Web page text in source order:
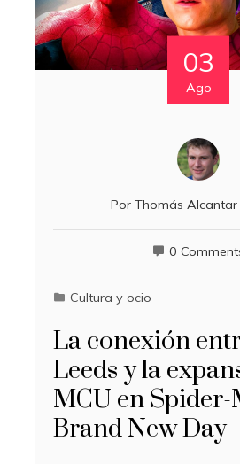
03
Ago
Por Thomás Alcantar
0
Cultura y ocio
La conexión
Leeds y la
MCU en Spider-
Brand New Day